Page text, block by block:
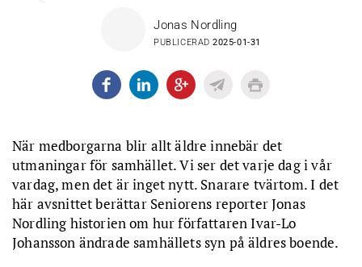
Jonas Nordling
PUBLICERAD2025-01-31
När medborgarna blir allt äldre innebär det
utmaningar för samhället. Vi ser det varje dag i vår
vardag, men det är inget nytt. Snarare tvärtom. I det
här avsnittet berättar Seniorens reporter Jonas
Nordling historien om hur författaren Ivar-Lo
Johansson ändrade samhällets syn på äldres boende.